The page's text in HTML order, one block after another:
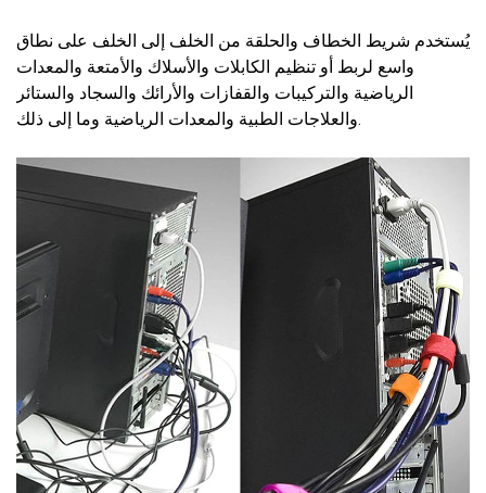
يُستخدم شريط الخطاف والحلقة من الخلف إلى الخلف على نطاق
واسع لربط أو تنظيم الكابلات والأسلاك والأمتعة والمعدات
الرياضية والتركيبات والقفازات والأرائك والسجاد والستائر